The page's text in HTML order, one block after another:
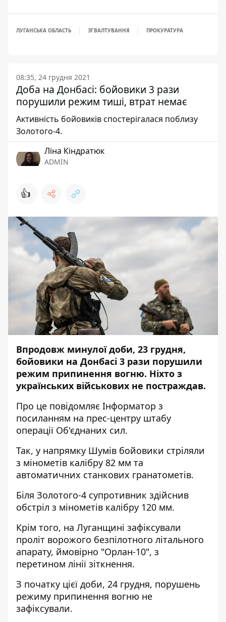
ЛУГАНСЬКА ОБЛАСТЬ ЗГВАЛТУВАННЯ ПРОКУРАТУРА
08:35, 24 грудня 2021
Доба на Донбасі: бойовики 3 рази
порушили режим тиші, втрат немає
Активність бойовиків спостерігалася поблизу
Золотого-4.
Ліна Кіндратюк
ADMIN
👍
Впродовж минулої доби, 23 грудня,
бойовики на Донбасі 3 рази порушили
режим припинення вогню. Ніхто з
українських військових не постраждав.
Про це повідомляє Інформатор з
посиланням на прес-центру штабу
операції Об'єднаних сил.
Так, у напрямку Шумів бойовики стріляли
з мінометів калібру 82 мм та
автоматичних станкових гранатометів.
Біля Золотого-4 супротивник здійснив
обстріл з мінометів калібру 120 мм.
Крім того, на Луганщині зафіксували
проліт ворожого безпілотного літального
апарату, ймовірно "Орлан-10", з
перетином лінії зіткнення.
З початку цієї доби, 24 грудня, порушень
режиму припинення вогню не
зафіксували.